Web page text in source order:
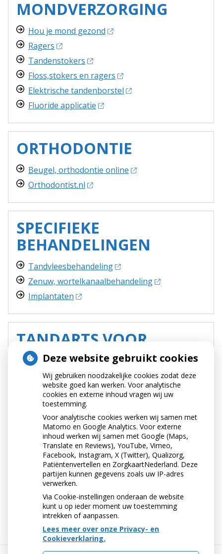
MONDVERZORGING
Hou je mond gezond
Ragers
Tandenstokers
Floss,stokers en ragers
Elektrische tandenborstel
Fluoride applicatie
ORTHODONTIE
Beugel, orthodontie online
Orthodontist.nl
SPECIFIEKE
BEHANDELINGEN
Tandvleesbehandeling
Zenuw, wortelkanaalbehandeling
Implantaten
TANDARTS VOOR
KINDEREN
Tandenpoetsen met kinderen
Het melkgebit
Met uw kind naar de tandarts
TARIEVEN
Tarieven
Verzekeringen
Deze website gebruikt cookies
Wij gebruiken noodzakelijke cookies zodat deze
website goed kan werken. Voor analytische
cookies en externe inhoud vragen wij uw
toestemming.
Voor analytische cookies werken wij samen met
Matomo en Google Analytics. Voor externe
inhoud werken wij samen met Google (Maps,
Translate en Reviews), YouTube, Vimeo,
Facebook, Instagram, X (Twitter), Qualizorg,
Patiëntenvertellen en ZorgkaartNederland. Deze
partijen kunnen gegevens zoals uw IP-adres
verwerken.
Via Cookie-instellingen onderaan de website
kunt u op ieder moment uw toestemming
intrekken of aanpassen.
Lees meer over onze Privacy- en
Cookieverklaring.